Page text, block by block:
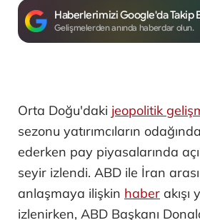
Haberlerimizi Google'da Takip
Gelişmelerden anında haberdar olun.
Orta Doğu'daki jeopolitik
sezonu yatırımcıların
ederken pay piyasalarında
seyir izlendi. ABD ile İran
anlaşmaya ilişkin haber akışı
izlenirken, ABD Başkanı